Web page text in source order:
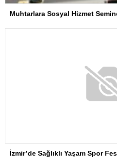
Muhtarlara Sosyal Hizmet
İzmir’de Sağlıklı Yaşam Spor